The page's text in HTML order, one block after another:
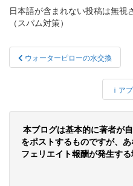
日本語が含まれない投稿は無視
（スパム対策）
投
稿
ビ
ゲ
ー
ウォーターピローの水交換
ｉア
本ブログは基本的に著者が
をポストするものですが、
フェリエイト報酬が発生する